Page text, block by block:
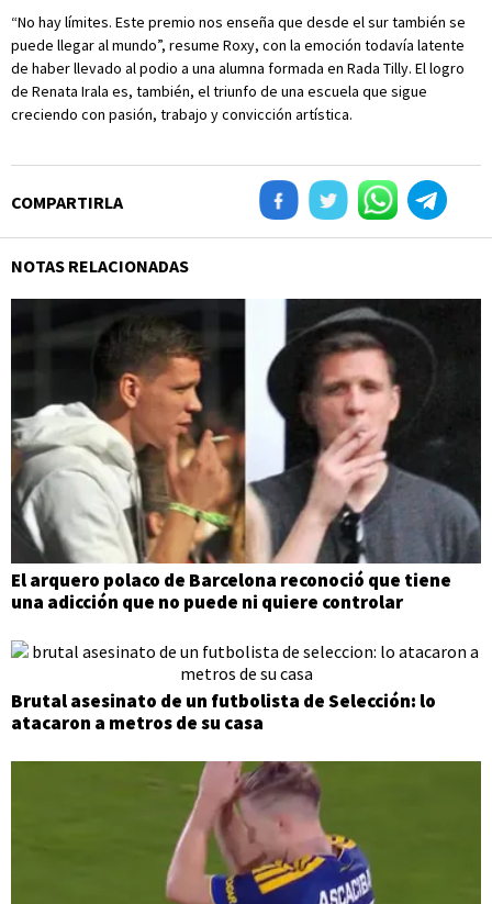
“No hay límites. Este premio nos enseña que desde el sur también se
puede llegar al mundo”, resume Roxy, con la emoción todavía latente
de haber llevado al podio a una alumna formada en Rada Tilly. El logro
de Renata Irala es, también, el triunfo de una escuela que sigue
creciendo con pasión, trabajo y convicción artística.
COMPARTIRLA
NOTAS RELACIONADAS
El arquero polaco de Barcelona reconoció que tiene
una adicción que no puede ni quiere controlar
Brutal asesinato de un futbolista de Selección: lo
atacaron a metros de su casa